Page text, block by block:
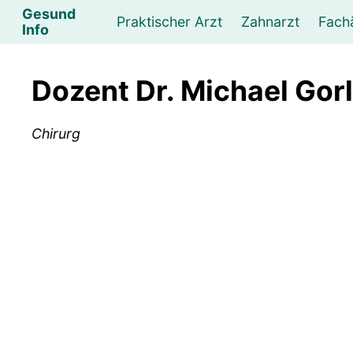
Gesund
Info
Praktischer Arzt Zahnarzt
Dozent Dr. Michael
Chirurg